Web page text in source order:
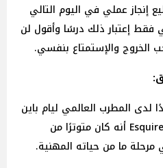
إنجاز عملي في اليوم التالي
إعتبار ذلك درسًا وأقول لن
الخروج والإستمتاع بنفسي.
المطرب العالمي ليام باين
حيثُ أخبر مجلة Esquire Middle East أنه كان متوترًا من
مرحلة ما من حياته المهنية.